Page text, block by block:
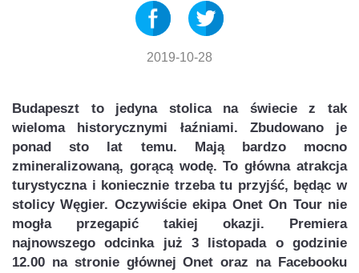
2019-10-28
Budapeszt to jedyna stolica na świecie z tak
wieloma historycznymi łaźniami. Zbudowano je
ponad sto lat temu. Mają bardzo mocno
zmineralizowaną, gorącą wodę. To główna atrakcja
turystyczna i koniecznie trzeba tu przyjść, będąc w
stolicy Węgier. Oczywiście ekipa Onet On Tour nie
mogła przegapić takiej okazji. Premiera
najnowszego odcinka już 3 listopada o godzinie
12.00 na stronie głównej Onet oraz na Facebooku